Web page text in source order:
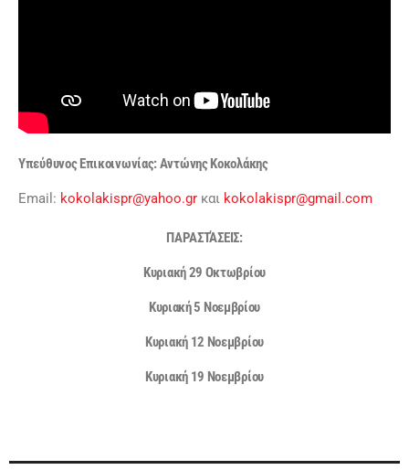
Υπεύθυνος Eπικοινωνίας: Αντώνης Κοκολάκης
Εmail: kokolakispr@yahoo.gr και kokolakispr@gmail.com
ΠΑΡΑΣΤΆΣΕΙΣ:
Κυριακή 29 Οκτωβρίου
Κυριακή 5 Νοεμβρίου
Κυριακή 12 Νοεμβρίου
Κυριακή 19 Νοεμβρίου